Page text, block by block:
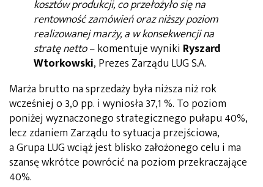
kosztów produkcji, co przełożyło się na
rentowność zamówień oraz niższy poziom
realizowanej marży, a w konsekwencji na
stratę netto– komentuje wyniki Ryszard
Wtorkowski, Prezes Zarządu LUG S.A.
Marża brutto na sprzedaży była niższa niż rok
wcześniej o 3,0 pp. i wyniosła 37,1 %. To poziom
poniżej wyznaczonego strategicznego pułapu 40%,
lecz zdaniem Zarządu to sytuacja przejściowa,
a Grupa LUG wciąż jest blisko założonego celu i ma
szansę wkrótce powrócić na poziom przekraczające
40%.